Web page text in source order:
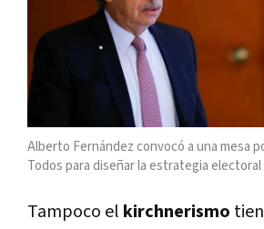
Alberto Fernández convocó a una mesa
Todos para diseñar la estrategia electoral
Tampoco el kirchnerismo